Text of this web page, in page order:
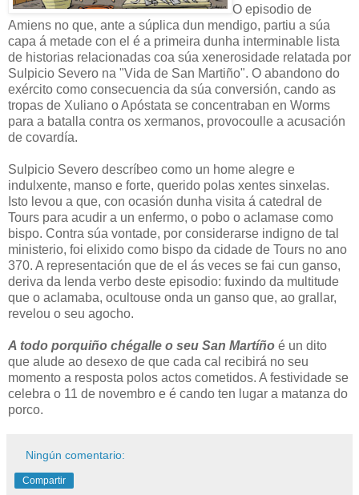
O episodio de
Amiens no que, ante a súplica dun mendigo, partiu a súa
capa á metade con el é a primeira dunha interminable lista
de historias relacionadas coa súa xenerosidade relatada por
Sulpicio Severo na "Vida de San Martiño". O abandono do
exército como consecuencia da súa conversión, cando as
tropas de Xuliano o Apóstata se concentraban en Worms
para a batalla contra os xermanos, provocoulle a acusación
de covardía.
Sulpicio Severo descríbeo como un home alegre e
indulxente, manso e forte, querido polas xentes sinxelas.
Isto levou a que, con ocasión dunha visita á catedral de
Tours para acudir a un enfermo, o pobo o aclamase como
bispo. Contra súa vontade, por considerarse indigno de tal
ministerio, foi elixido como bispo da cidade de Tours no ano
370. A representación que de el ás veces se fai cun ganso,
deriva da lenda verbo deste episodio: fuxindo da multitude
que o aclamaba, ocultouse onda un ganso que, ao grallar,
revelou o seu agocho.
A todo porquiño chégalle o seu San Martíño é un dito
que alude ao desexo de que cada cal recibirá no seu
momento a resposta polos actos cometidos. A festividade se
celebra o 11 de novembro e é cando ten lugar a matanza do
porco.
Ningún comentario:
Compartir